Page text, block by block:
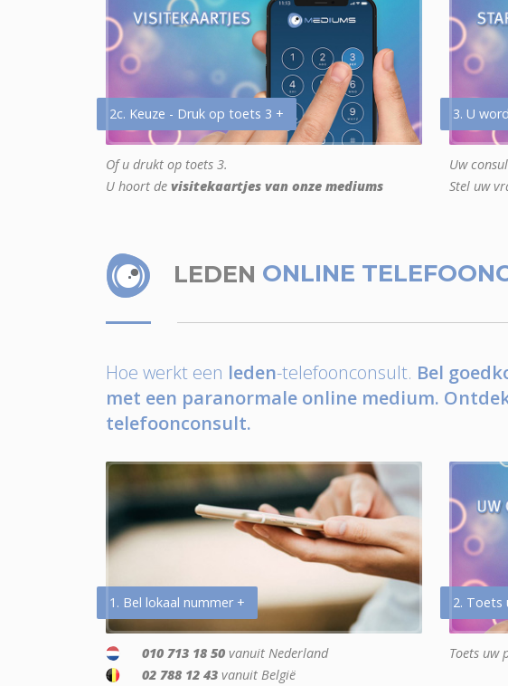
2c. Keuze - Druk op toets 3 +
Of u drukt op toets 3.
U hoort de visitekaartjes van onze mediums
3. U
Uw
Stel uw
LEDEN ONLINE
Hoe werkt een leden-telefoonconsult. Bel
met een paranormale online medium.
telefoonconsult.
1. Bel lokaal nummer +
010 713 18 50 vanuit Nederland
02 788 12 43 vanuit België
2. Toets
Toets uw